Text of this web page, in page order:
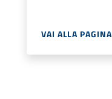
VAI ALLA PAGINA